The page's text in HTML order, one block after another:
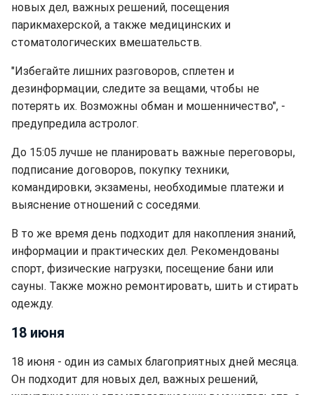
новых дел, важных решений, посещения
парикмахерской, а также медицинских и
стоматологических вмешательств.
"Избегайте лишних разговоров, сплетен и
дезинформации, следите за вещами, чтобы не
потерять их. Возможны обман и мошенничество", -
предупредила астролог.
До 15:05 лучше не планировать важные переговоры,
подписание договоров, покупку техники,
командировки, экзамены, необходимые платежи и
выяснение отношений с соседями.
В то же время день подходит для накопления знаний,
информации и практических дел. Рекомендованы
спорт, физические нагрузки, посещение бани или
сауны. Также можно ремонтировать, шить и стирать
одежду.
18 июня
18 июня - один из самых благоприятных дней месяца.
Он подходит для новых дел, важных решений,